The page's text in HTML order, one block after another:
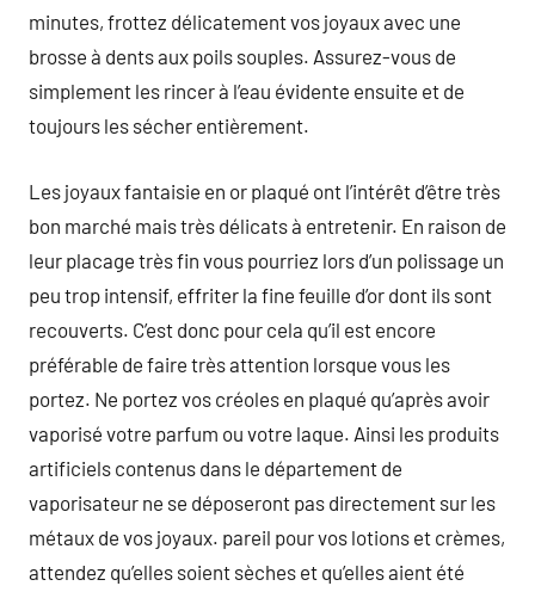
minutes, frottez délicatement vos joyaux avec une
brosse à dents aux poils souples. Assurez-vous de
simplement les rincer à l’eau évidente ensuite et de
toujours les sécher entièrement.
Les joyaux fantaisie en or plaqué ont l’intérêt d’être très
bon marché mais très délicats à entretenir. En raison de
leur placage très fin vous pourriez lors d’un polissage un
peu trop intensif, effriter la fine feuille d’or dont ils sont
recouverts. C’est donc pour cela qu’il est encore
préférable de faire très attention lorsque vous les
portez. Ne portez vos créoles en plaqué qu’après avoir
vaporisé votre parfum ou votre laque. Ainsi les produits
artificiels contenus dans le département de
vaporisateur ne se déposeront pas directement sur les
métaux de vos joyaux. pareil pour vos lotions et crèmes,
attendez qu’elles soient sèches et qu’elles aient été